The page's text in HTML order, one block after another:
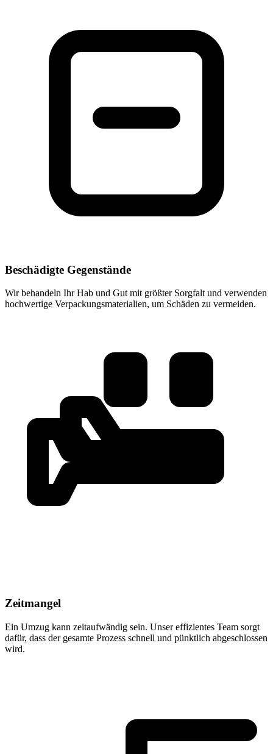
Beschädigte Gegenstände
Wir behandeln Ihr Hab und Gut mit größter Sorgfalt und verwenden
hochwertige Verpackungsmaterialien, um Schäden zu vermeiden.
Zeitmangel
Ein Umzug kann zeitaufwändig sein. Unser effizientes Team sorgt
dafür, dass der gesamte Prozess schnell und pünktlich abgeschlossen
wird.